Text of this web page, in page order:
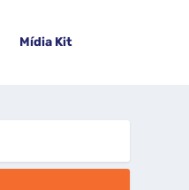
Mídia Kit